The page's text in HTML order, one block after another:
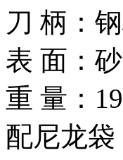
刀 柄：
表 面：
重 量：
配尼龙袋